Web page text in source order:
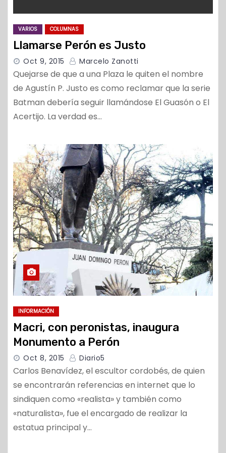
VARIOS COLUMNAS
Llamarse Perón es Justo
Oct 9, 2015 Marcelo Zanotti
Quejarse de que a una Plaza le quiten el nombre
de Agustín P. Justo es como reclamar que la serie
Batman debería seguir llamándose El Guasón o El
Acertijo. La verdad es…
INFORMACIÓN
Macri, con peronistas, inaugura
Monumento a Perón
Oct 8, 2015 Diario5
Carlos Benavídez, el escultor cordobés, de quien
se encontrarán referencias en internet que lo
sindiquen como «realista» y también como
«naturalista», fue el encargado de realizar la
estatua principal y…